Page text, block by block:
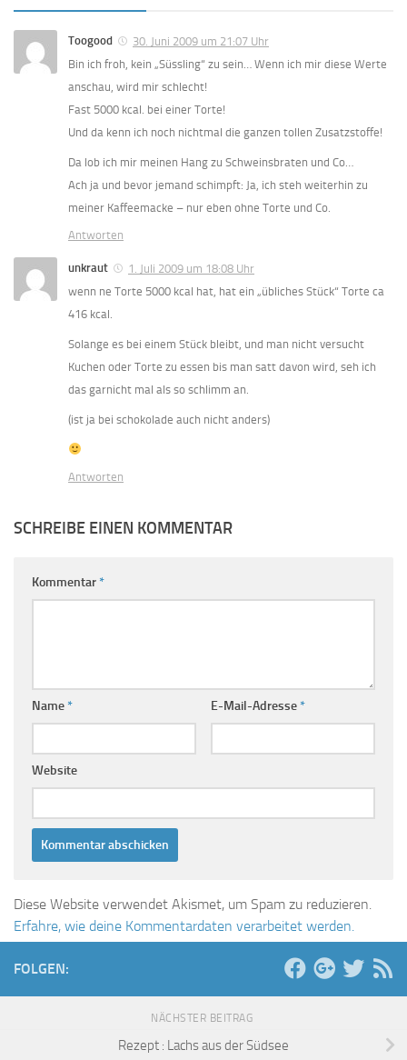
Toogood
30. Juni 2009 um 21:07 Uhr
Bin ich froh, kein „Süssling“ zu sein… Wenn ich mir diese Werte
anschau, wird mir schlecht!
Fast 5000 kcal. bei einer Torte!
Und da kenn ich noch nichtmal die ganzen tollen Zusatzstoffe!
Da lob ich mir meinen Hang zu Schweinsbraten und Co…
Ach ja und bevor jemand schimpft: Ja, ich steh weiterhin zu
meiner Kaffeemacke – nur eben ohne Torte und Co.
Antworten
unkraut
1. Juli 2009 um 18:08 Uhr
wenn ne Torte 5000 kcal hat, hat ein „übliches Stück“ Torte ca
416 kcal.
Solange es bei einem Stück bleibt, und man nicht versucht
Kuchen oder Torte zu essen bis man satt davon wird, seh ich
das garnicht mal als so schlimm an.
(ist ja bei schokolade auch nicht anders)
Antworten
SCHREIBE EINEN KOMMENTAR
Kommentar*
Name* E-Mail-Adresse*
Website
Diese Website verwendet Akismet, um Spam zu reduzieren.
Erfahre, wie deine Kommentardaten verarbeitet werden.
FOLGEN:
NÄCHSTER BEITRAG
Rezept : Lachs aus der Südsee